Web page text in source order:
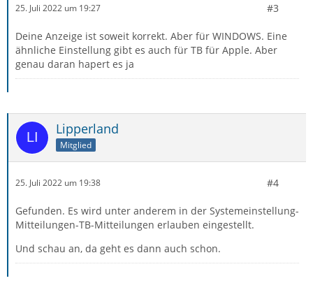
25. Juli 2022 um 19:27 #3
Deine Anzeige ist soweit korrekt. Aber für WINDOWS. Eine
ähnliche Einstellung gibt es auch für TB für Apple. Aber
genau daran hapert es ja
Lipperland
Mitglied
25. Juli 2022 um 19:38 #4
Gefunden. Es wird unter anderem in der Systemeinstellung-
Mitteilungen-TB-Mitteilungen erlauben eingestellt.
Und schau an, da geht es dann auch schon.